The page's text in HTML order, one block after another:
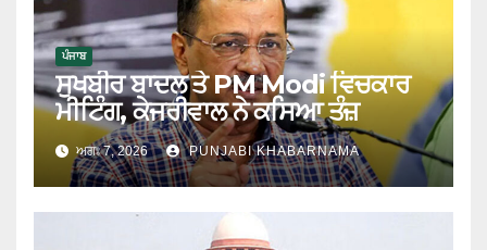
ਪੰਜਾਬ
ਸੁਖਬੀਰ ਬਾਦਲ ਤੇ PM Modi ਵਿਚਕਾਰ
ਮੀਟਿੰਗ, ਕੇਜਰੀਵਾਲ ਨੇ ਕਸਿਆ ਤੰਜ਼
ਅਗਃ 7, 2026 PUNJABI KHABARNAMA